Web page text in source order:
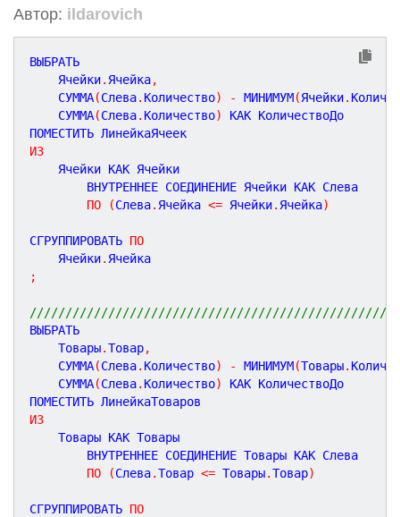
Автор: ildarovich
ВЫБРАТЬ
    Ячейки
. Ячейка,
    СУММА
(Слева. Количество) - МИНИМУМ(Ячейки.
    СУММА
(Слева. Количество) КАК КоличествоДо
ПОМЕСТИТЬ ЛинейкаЯчеек
ИЗ
    Ячейки КАК Ячейки
        ВНУТРЕННЕЕ СОЕДИНЕНИЕ Ячейки КАК Слева
ПО
(Слева. Ячейка <= Ячейки. Ячейка)
СГРУППИРОВАТЬ ПО
    Ячейки
.
Ячейка
;
ВЫБРАТЬ
    Товары
.Товар,
    СУММА
(Слева. Количество) - МИНИМУМ(Товары.
    СУММА
(Слева. Количество) КАК КоличествоДо
ИЗ
    Товары КАК Товары
        ВНУТРЕННЕЕ СОЕДИНЕНИЕ Товары КАК Слева
ПО
(Слева.Товар <= Товары.Товар)
СГРУППИРОВАТЬ ПО